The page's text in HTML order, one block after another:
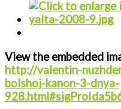
View the embedded
http://valentin-
bolshoj-kanon-3-dnya-